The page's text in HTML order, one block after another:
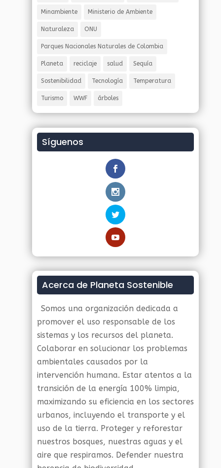
Minambiente Ministerio de Ambiente
Naturaleza ONU
Parques Nacionales Naturales de Colombia
Planeta reciclaje salud Sequía
Sostenibilidad Tecnología Temperatura
Turismo WWF árboles
Síguenos
Acerca de Planeta Sostenible
Somos una organización dedicada a
promover el uso responsable de los
sistemas y los recursos del planeta.
Colaborar en solucionar los problemas
ambientales causados por la
intervención humana. Estar atentos a la
transición de la energía 100% limpia,
maximizando su eficiencia en los sectores
urbanos, incluyendo el transporte y el
uso de la tierra. Proteger y reforestar
nuestros bosques, nuestras aguas y el
aire que respiramos. Defender nuestra